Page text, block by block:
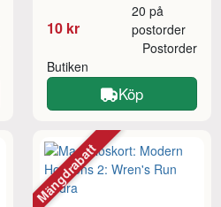
10 kr
20 på
postorder
Butiken
Postorder
Köp
Mängdrabatt